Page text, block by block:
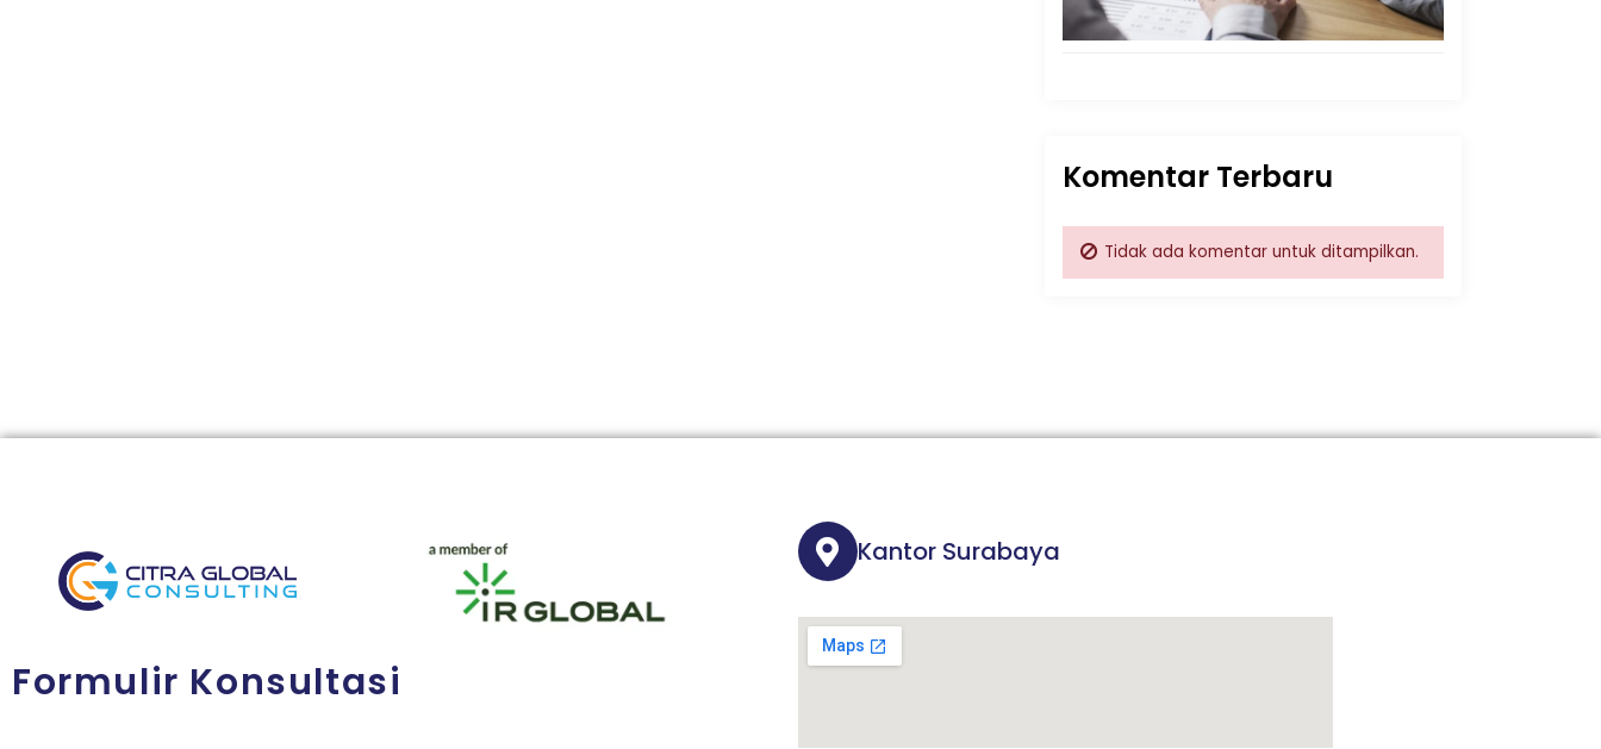
Komentar Terbaru
Tidak ada komentar untuk ditampilkan.
Formulir Konsultasi
Kantor Surabaya